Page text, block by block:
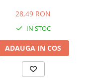
28,49 RON
IN STOC
ADAUGA IN COS